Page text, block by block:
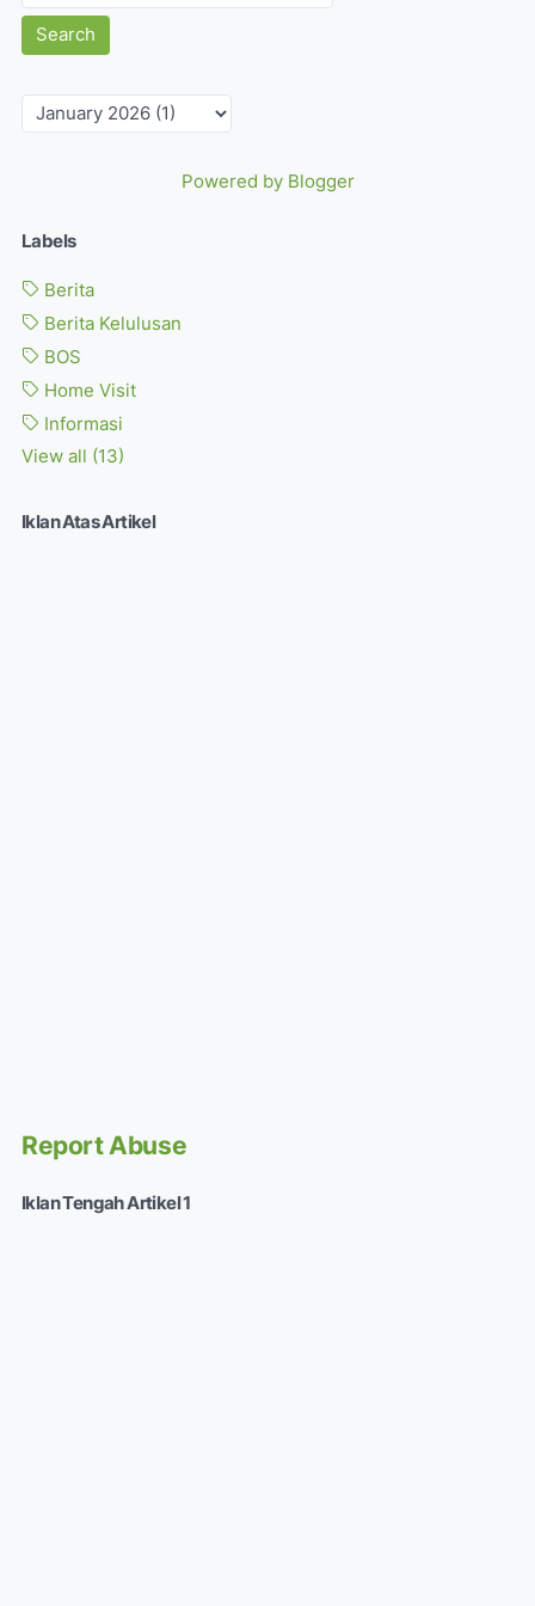
Powered by Blogger
Labels
Berita
Berita Kelulusan
BOS
Home Visit
Informasi
View all (13)
Iklan Atas Artikel
Report Abuse
Iklan Tengah Artikel 1